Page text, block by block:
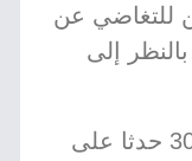
للتغاضي عن
إلى
وأشار التقرير إلى أنه تم رصد 30 حدثا على